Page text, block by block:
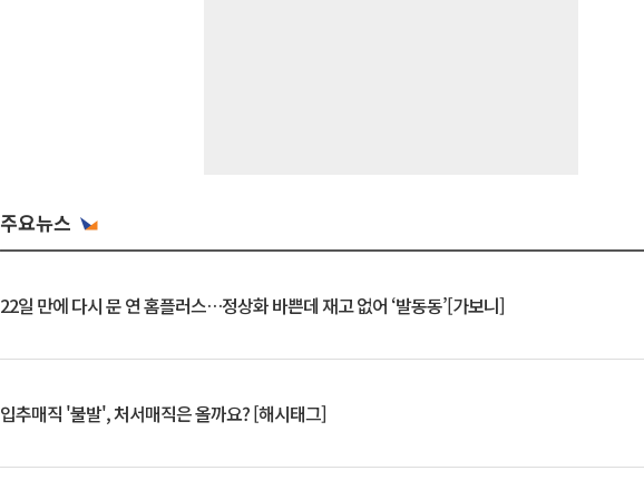
주요뉴스
22일 만에 다시 문 연 홈플러스…정상화 바쁜데 재고 없어 ‘발동동’[가보니]
입추매직 '불발', 처서매직은 올까요? [해시태그]